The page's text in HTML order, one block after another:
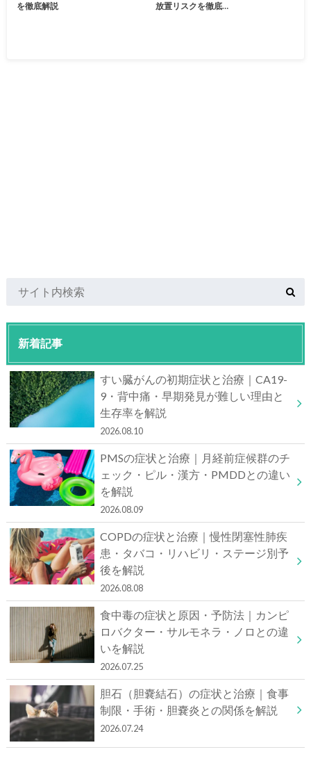
を徹底解説
放置リスクを徹底…
新着記事
すい臓がんの初期症状と治療｜CA19-
9・背中痛・早期発見が難しい理由と
生存率を解説
2026.08.10
PMSの症状と治療｜月経前症候群のチ
ェック・ピル・漢方・PMDDとの違い
を解説
2026.08.09
COPDの症状と治療｜慢性閉塞性肺疾
患・タバコ・リハビリ・ステージ別予
後を解説
2026.08.08
食中毒の症状と原因・予防法｜カンピ
ロバクター・サルモネラ・ノロとの違
いを解説
2026.07.25
胆石（胆嚢結石）の症状と治療｜食事
制限・手術・胆嚢炎との関係を解説
2026.07.24